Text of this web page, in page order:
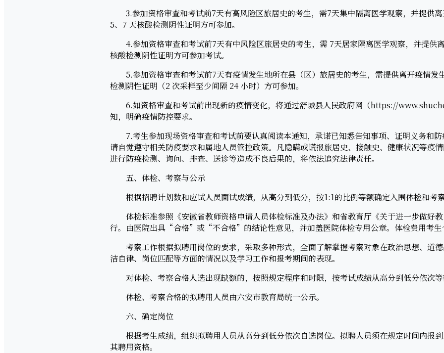
3.参加资格审查和考试前7天有高风险区旅居史的考生，需7天集中隔离医学观察，并提供离
5、7 天核酸检测阴性证明方可参加。
4.参加资格审查和考试前7天有中风险区旅居史的考生，需 7天居家隔离医学观察，并提供
核酸检测阴性证明方可参加考试。
5.参加资格审查和考试前7天有疫情发生地所在县（区）旅居史的考生，需提供离开疫情发
检测阴性证明（2 次采样至少间隔 24 小时）方可参加。
6.如资格审查和考试前出现新的疫情变化，将通过舒城县人民政府网（https://
知，明确疫情防控要求。
7.考生参加现场资格审查和考试前要认真阅读本通知，承诺已知悉告知事项、证明义务和防
请自觉遵守相关防疫要求和属地人员管控政策。凡隐瞒或谎报旅居史、接触史、健康状况等疫
进行防疫检测、询问、排查、送诊等造成不良后果的，将依法追究法律责任。
五、体检、考察与公示
根据招聘计划数和应试人员面试成绩，从高分到低分，按1:1的比例等额确定入围体检和考察
体检标准参照《安徽省教师资格申请人员体检标准及办法》和省教育厅《关于进一步做好
行。由医院出具“合格”或“不合格”的结论性意见，并加盖医院体检专用公章。体检费用考生
考察工作根据拟聘用岗位的要求，采取多种形式，全面了解掌握考察对象在政治思想、道
洁自律、岗位匹配等方面的情况以及学习工作和报考期间的表现。
对体检、考察合格人选出现缺额的，按照规定程序和时限，按考试成绩从高分到低分依次等
体检、考察合格的拟聘用人员由六安市教育局统一公示。
六、确定岗位
根据考生成绩，组织拟聘用人员从高分到低分依次自选岗位。拟聘人员须在规定时间内报
其聘用资格。